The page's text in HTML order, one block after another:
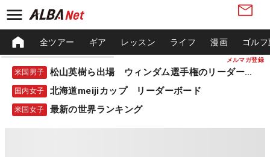
メルマガ登録
全ツアー ギア レッスン ライフ 漫画 ゴル
米国男子 松山英樹ら出場 ウィンダム選手権のリーダーボード
国内女子 北海道meijiカップ リーダーボード
米国女子 最新の世界ランキング